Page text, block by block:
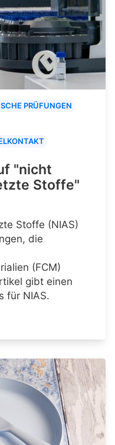
PRÜFUNGEN
"nicht
Stoffe"
Stoffe (NIAS)
die
(FCM)
gibt einen
für NIAS.